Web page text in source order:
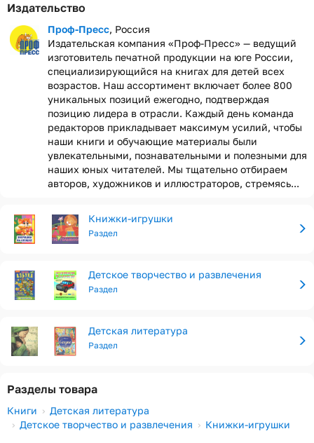
Издательство
Проф-Пресс, Россия
Издательская компания «Проф-Пресс» — ведущий
изготовитель печатной продукции на юге России,
специализирующийся на книгах для детей всех
возрастов. Наш ассортимент включает более 800
уникальных позиций ежегодно, подтверждая
позицию лидера в отрасли. Каждый день команда
редакторов прикладывает максимум усилий, чтобы
наши книги и обучающие материалы были
увлекательными, познавательными и полезными для
наших юных читателей. Мы тщательно отбираем
авторов, художников и иллюстраторов, стремясь...
Книжки-игрушки
Раздел
Детское творчество и развлечения
Раздел
Детская литература
Раздел
Разделы товара
Книги
Детская литература
Детское творчество и развлечения
Книжки-игрушки